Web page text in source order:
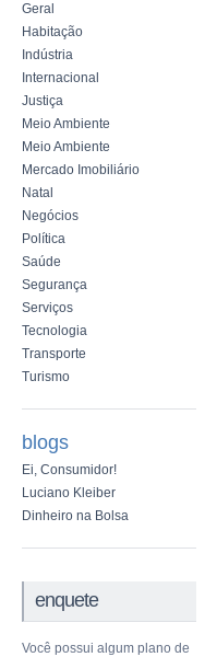
Geral
Habitação
Indústria
Internacional
Justiça
Meio Ambiente
Meio Ambiente
Mercado Imobiliário
Natal
Negócios
Política
Saúde
Segurança
Serviços
Tecnologia
Transporte
Turismo
blogs
Ei, Consumidor!
Luciano Kleiber
Dinheiro na Bolsa
enquete
Você possui algum plano de